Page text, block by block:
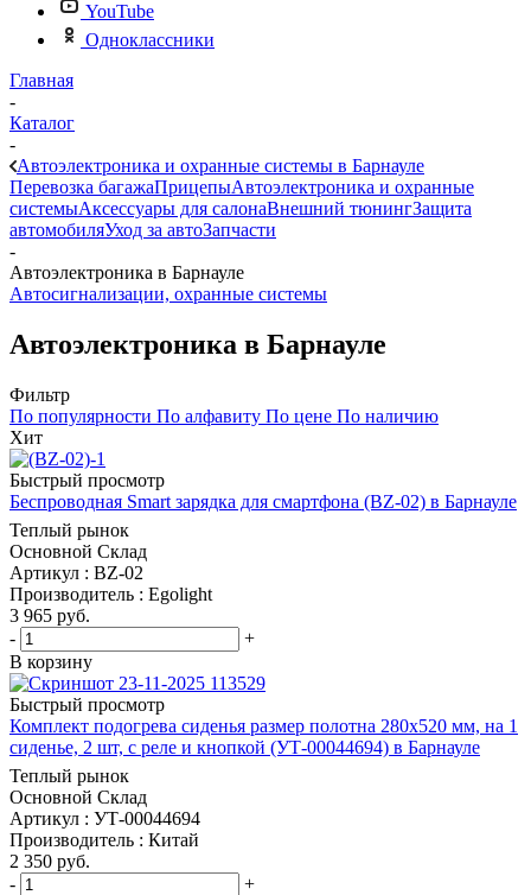
YouTube
Одноклассники
Главная
-
Каталог
-
Автоэлектроника и охранные системы в Барнауле
Перевозка багажаПрицепыАвтоэлектроника и охранные
системыАксессуары для салонаВнешний тюнингЗащита
автомобиляУход за автоЗапчасти
-
Автоэлектроника в Барнауле
Автосигнализации, охранные системы
Автоэлектроника в Барнауле
Фильтр
По популярности По алфавиту По цене По наличию
Хит
Быстрый просмотр
Беспроводная Smart зарядка для смартфона (BZ-02) в Барнауле
Теплый рынок
Основной Склад
Артикул : BZ-02
Производитель : Egolight
3 965 руб.
-
+
В корзину
Быстрый просмотр
Комплект подогрева сиденья размер полотна 280x520 мм, на 1
сиденье, 2 шт, с реле и кнопкой (УТ-00044694) в Барнауле
Теплый рынок
Основной Склад
Артикул : УТ-00044694
Производитель : Китай
2 350 руб.
-
+